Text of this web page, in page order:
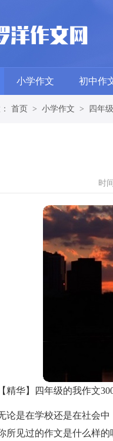
小学作文 初中作
首页 > 小学作文 > 四年
时
【精华】四年级的我作文
论是在学校还是在社会
所见过的作文是什么样